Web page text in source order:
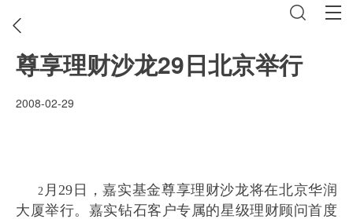
尊享理财沙龙29日北京举行
2008-02-29
2 月29 日 ，嘉实基金尊享理财沙龙将在北京华润
大厦举行。嘉实钻石客户专属的星级理财顾问首度